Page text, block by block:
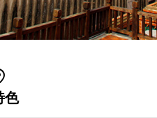
色